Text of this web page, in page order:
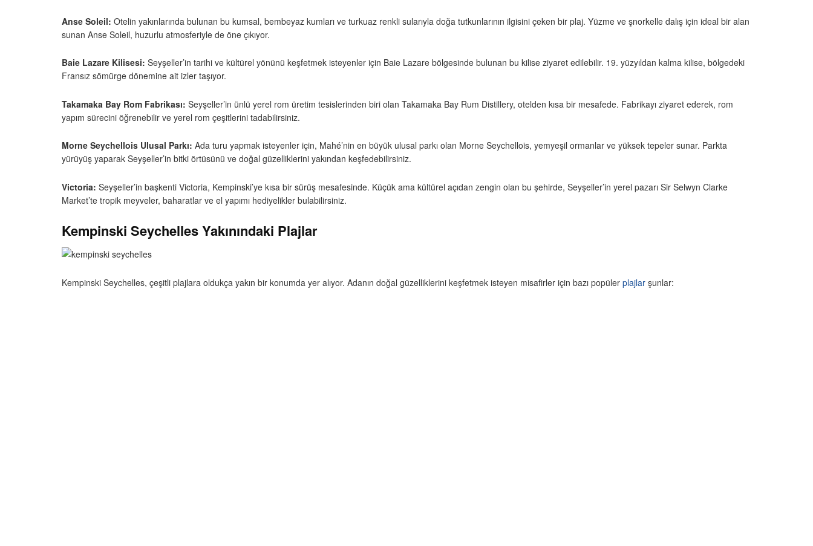
Anse Soleil: Otelin yakınlarında bulunan bu kumsal, bembeyaz kumları ve turkuaz renkli sularıyla doğa tutkunlarının ilgisini çeken bir plaj. Yüzme ve şnorkelle dalış için ideal bir alan
sunan Anse Soleil, huzurlu atmosferiyle de öne çıkıyor.
Baie Lazare Kilisesi: Seyşeller’in tarihi ve kültürel yönünü keşfetmek isteyenler için Baie Lazare bölgesinde bulunan bu kilise ziyaret edilebilir. 19. yüzyıldan kalma kilise, bölgedeki
Fransız sömürge dönemine ait izler taşıyor.
Takamaka Bay Rom Fabrikası: Seyşeller’in ünlü yerel rom üretim tesislerinden biri olan Takamaka Bay Rum Distillery, otelden kısa bir mesafede. Fabrikayı ziyaret ederek, rom
yapım sürecini öğrenebilir ve yerel rom çeşitlerini tadabilirsiniz.
Morne Seychellois Ulusal Parkı: Ada turu yapmak isteyenler için, Mahé’nin en büyük ulusal parkı olan Morne Seychellois, yemyeşil ormanlar ve yüksek tepeler sunar. Parkta
yürüyüş yaparak Seyşeller’in bitki örtüsünü ve doğal güzelliklerini yakından keşfedebilirsiniz.
Victoria: Seyşeller’in başkenti Victoria, Kempinski’ye kısa bir sürüş mesafesinde. Küçük ama kültürel açıdan zengin olan bu şehirde, Seyşeller’in yerel pazarı Sir Selwyn Clarke
Market’te tropik meyveler, baharatlar ve el yapımı hediyelikler bulabilirsiniz.
Kempinski Seychelles Yakınındaki Plajlar
Kempinski Seychelles, çeşitli plajlara oldukça yakın bir konumda yer alıyor. Adanın doğal güzelliklerini keşfetmek isteyen misafirler için bazı popüler plajlar şunlar: